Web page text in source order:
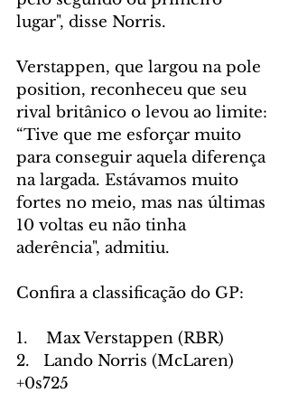
lugar", disse Norris.
Verstappen, que largou na pole
position, reconheceu que seu
rival britânico o levou ao limite:
“Tive que me esforçar muito
para conseguir aquela diferença
na largada. Estávamos muito
fortes no meio, mas nas últimas
10 voltas eu não tinha
aderência", admitiu.
Confira a classificação do GP:
1.    Max Verstappen (RBR)
2.   Lando Norris (McLaren)
+0s725